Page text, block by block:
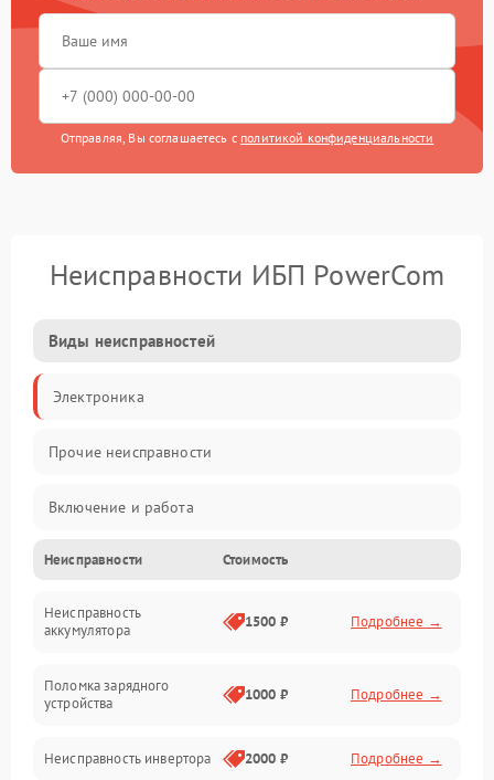
Отправляя, Вы соглашаетесь с политикой конфиденциальности
Неисправности ИБП PowerCom
Виды неисправностей
Электроника
Прочие неисправности
Включение и работа
Работа с нагрузкой
Звук и индикация
Неисправности Стоимость
Неисправность
аккумулятора
1500 ₽ Подробнее →
Поломка зарядного
устройства
1000 ₽ Подробнее →
Неисправность инвертора 2000 ₽ Подробнее →